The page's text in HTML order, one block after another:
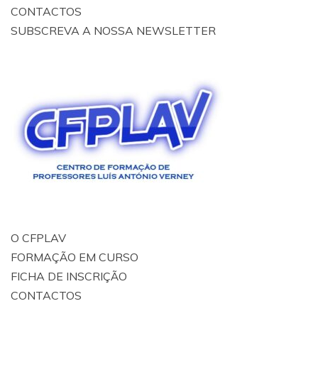
CONTACTOS
SUBSCREVA A NOSSA NEWSLETTER
O CFPLAV
FORMAÇÃO EM CURSO
FICHA DE INSCRIÇÃO
CONTACTOS